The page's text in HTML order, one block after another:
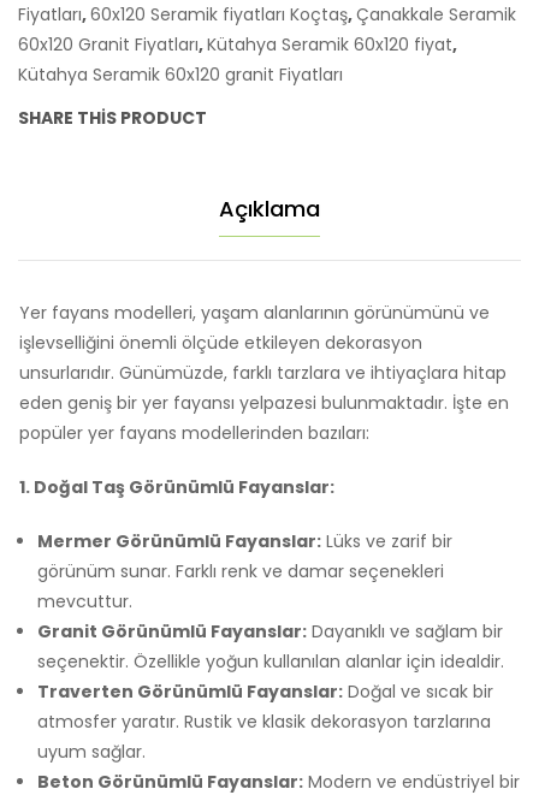
Fiyatları,60x120 Seramik fiyatları Koçtaş,Çanakkale Seramik
60x120 Granit Fiyatları,Kütahya Seramik 60x120 fiyat,
Kütahya Seramik 60x120 granit Fiyatları
SHARE THIS PRODUCT
Açıklama
Yer fayans modelleri, yaşam alanlarının görünümünü ve
işlevselliğini önemli ölçüde etkileyen dekorasyon
unsurlarıdır. Günümüzde, farklı tarzlara ve ihtiyaçlara hitap
eden geniş bir yer fayansı yelpazesi bulunmaktadır. İşte en
popüler yer fayans modellerinden bazıları:
1. Doğal Taş Görünümlü Fayanslar:
Mermer Görünümlü Fayanslar: Lüks ve zarif bir
görünüm sunar. Farklı renk ve damar seçenekleri
mevcuttur.
Granit Görünümlü Fayanslar: Dayanıklı ve sağlam bir
seçenektir. Özellikle yoğun kullanılan alanlar için idealdir.
Traverten Görünümlü Fayanslar: Doğal ve sıcak bir
atmosfer yaratır. Rustik ve klasik dekorasyon tarzlarına
uyum sağlar.
Beton Görünümlü Fayanslar: Modern ve endüstriyel bir